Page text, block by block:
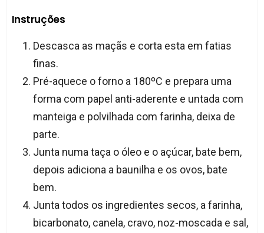
Instruções
Descasca as maçãs e corta esta em fatias
finas.
Pré-aquece o forno a 180ºC e prepara uma
forma com papel anti-aderente e untada com
manteiga e polvilhada com farinha, deixa de
parte.
Junta numa taça o óleo e o açúcar, bate bem,
depois adiciona a baunilha e os ovos, bate
bem.
Junta todos os ingredientes secos, a farinha,
bicarbonato, canela, cravo, noz-moscada e sal,